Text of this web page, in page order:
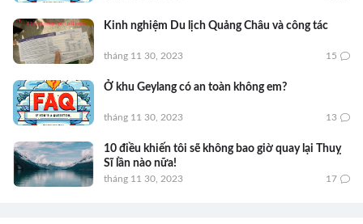
Kinh nghiệm Du lịch Quảng Châu và công tác
tháng 11 30, 2023 15
Ở khu Geylang có an toàn không em?
tháng 11 30, 2023 13
10 điều khiến tôi sẽ không bao giờ quay lại Thuỵ
Sĩ lần nào nữa!
tháng 11 30, 2023 17